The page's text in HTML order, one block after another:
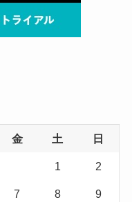
金 土 日
1 2
7 8 9